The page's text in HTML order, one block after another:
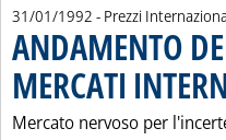
31/01/1992 - Prezzi
ANDAMENTO
MERCATI
Mercato nervoso per